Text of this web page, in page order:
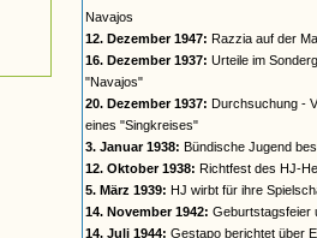
Navajos
12. Dezember 1947: Razzia auf der
16. Dezember 1937: Urteile im
"Navajos"
20. Dezember 1937: Durchsuchung -
eines "Singkreises"
3. Januar 1938: Bündische Jugend
12. Oktober 1938: Richtfest des HJ-
5. März 1939: HJ wirbt für ihre
14. November 1942: Geburtstagsfeier
14. Juli 1944: Gestapo berichtet über